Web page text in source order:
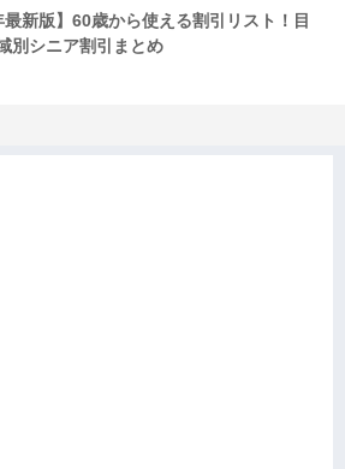
最新版】60歳から使える割引リスト！目
別シニア割引まとめ